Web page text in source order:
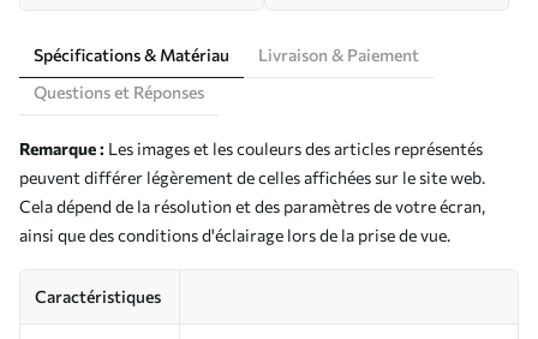
Spécifications & Matériau
Livraison & Paiement
Questions et Réponses
Remarque : Les images et les couleurs des articles représentés
peuvent différer légèrement de celles affichées sur le site web.
Cela dépend de la résolution et des paramètres de votre écran,
ainsi que des conditions d'éclairage lors de la prise de vue.
Caractéristiques